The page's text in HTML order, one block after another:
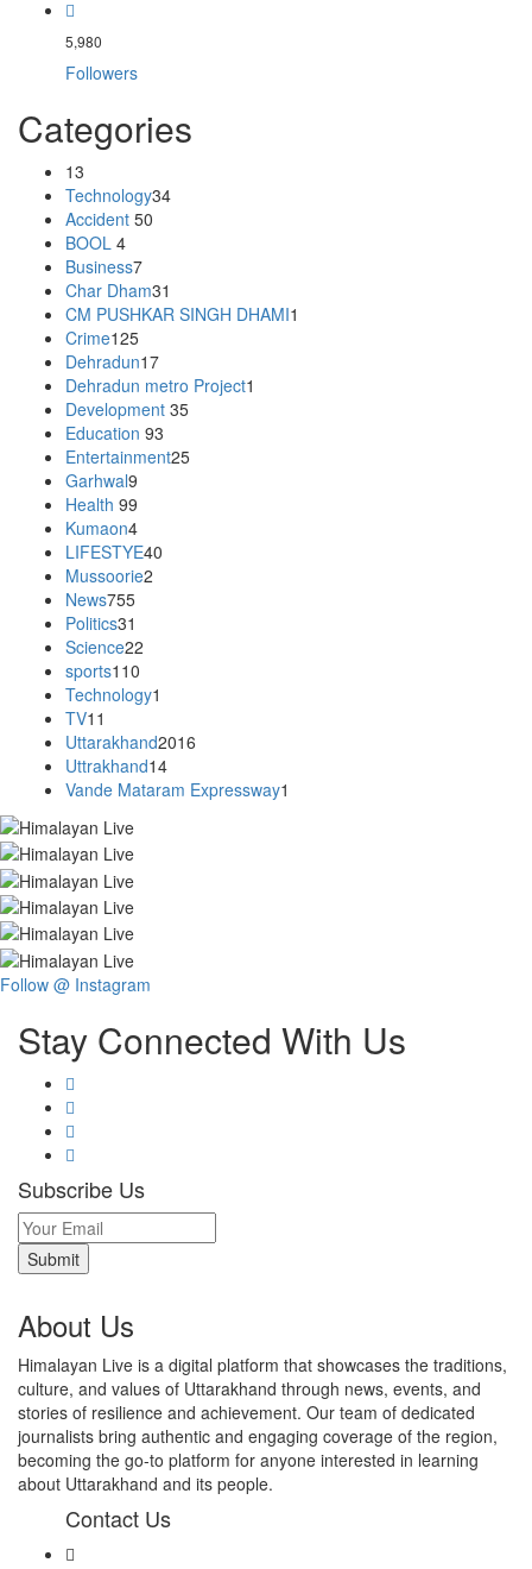
5,980
Followers
Categories
13
Technology34
Accident 50
BOOL 4
Business7
Char Dham31
CM PUSHKAR SINGH DHAMI1
Crime125
Dehradun17
Dehradun metro Project1
Development 35
Education 93
Entertainment25
Garhwal9
Health 99
Kumaon4
LIFESTYE40
Mussoorie2
News755
Politics31
Science22
sports110
Technology1
TV11
Uttarakhand2016
Uttrakhand14
Vande Mataram Expressway1
Follow @ Instagram
Stay Connected With Us
Subscribe Us
About Us
Himalayan Live is a digital platform that showcases the traditions,
culture, and values of Uttarakhand through news, events, and
stories of resilience and achievement. Our team of dedicated
journalists bring authentic and engaging coverage of the region,
becoming the go-to platform for anyone interested in learning
about Uttarakhand and its people.
Contact Us